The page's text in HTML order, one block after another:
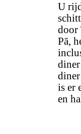
U
door
Pā,
is er
en